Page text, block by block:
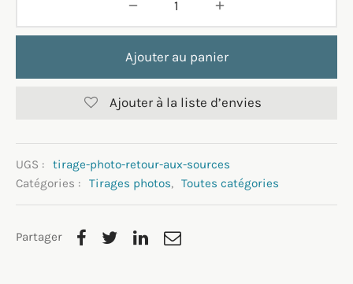
Ajouter au panier
Ajouter à la liste d’envies
UGS :
tirage-photo-retour-aux-sources
Catégories :
Tirages photos, Toutes catégories
Partager